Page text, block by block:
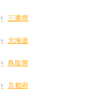
三重県
北海道
鳥取県
京都府